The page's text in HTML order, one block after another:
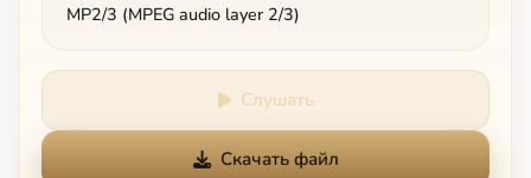
MP2/3 (MPEG audio layer 2/3)
Слушать
Скачать файл